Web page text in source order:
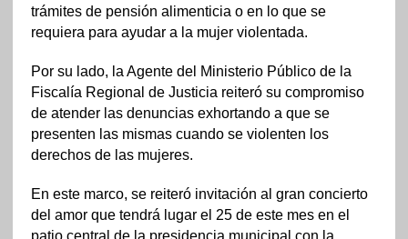
trámites de pensión alimenticia o en lo que se
requiera para ayudar a la mujer violentada.
Por su lado, la Agente del Ministerio Público de la
Fiscalía Regional de Justicia reiteró su compromiso
de atender las denuncias exhortando a que se
presenten las mismas cuando se violenten los
derechos de las mujeres.
En este marco, se reiteró invitación al gran concierto
del amor que tendrá lugar el 25 de este mes en el